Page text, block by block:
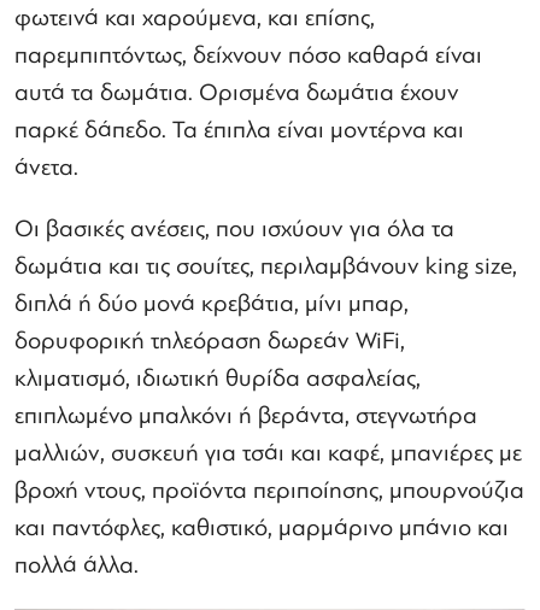
φωτεινά και χαρούμενα, και επίσης,
παρεμπιπτόντως, δείχνουν πόσο καθαρά είναι
αυτά τα δωμάτια. Ορισμένα δωμάτια έχουν
παρκέ δάπεδο. Τα έπιπλα είναι μοντέρνα και
άνετα.
Οι βασικές ανέσεις, που ισχύουν για όλα τα
δωμάτια και τις σουίτες, περιλαμβάνουν king size,
διπλά ή δύο μονά κρεβάτια, μίνι μπαρ,
δορυφορική τηλεόραση δωρεάν WiFi,
κλιματισμό, ιδιωτική θυρίδα ασφαλείας,
επιπλωμένο μπαλκόνι ή βεράντα, στεγνωτήρα
μαλλιών, συσκευή για τσάι και καφέ, μπανιέρες με
βροχή ντους, προϊόντα περιποίησης, μπουρνούζια
και παντόφλες, καθιστικό, μαρμάρινο μπάνιο και
πολλά άλλα.